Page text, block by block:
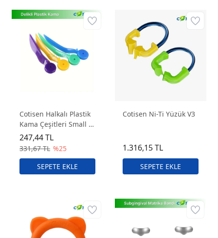
Cotisen Halkalı Plastik
Kama Çeşitleri Small –
Dental Restorasyon
İçin
331,67 TL %25
247,44 TL
Cotisen Ni-Ti Yüzük V3
1.316,15 TL